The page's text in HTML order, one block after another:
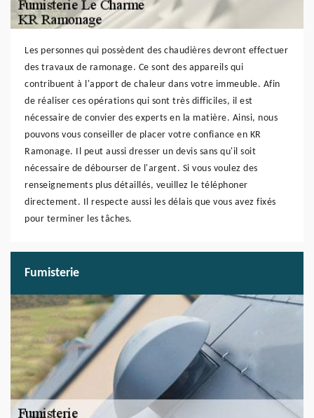
Les personnes qui possèdent des chaudières devront effectuer
des travaux de ramonage. Ce sont des appareils qui
contribuent à l'apport de chaleur dans votre immeuble. Afin
de réaliser ces opérations qui sont très difficiles, il est
nécessaire de convier des experts en la matière. Ainsi, nous
pouvons vous conseiller de placer votre confiance en KR
Ramonage. Il peut aussi dresser un devis sans qu'il soit
nécessaire de débourser de l'argent. Si vous voulez des
renseignements plus détaillés, veuillez le téléphoner
directement. Il respecte aussi les délais que vous avez fixés
pour terminer les tâches.
Fumisterie